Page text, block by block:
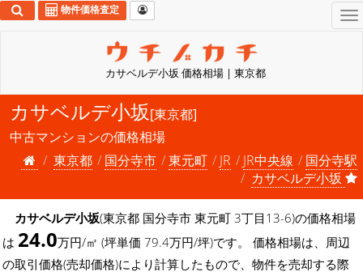
カサベルデ小坂 価格相場 | 東京都
物件価格査定
カサベルデ小坂[東京都]
中古マンションの価格相場
東京都
国分寺市 東元町 JR JR中央線
国分寺駅
カサベルデ小坂
カサベルデ小坂(東京都 国分寺市 東元町 3丁目13-6)の価格相場
は 24.0万円/㎡ (坪単価 79.4万円/坪)です。 価格相場は、周辺
の取引価格(売却価格)により計算したもので、物件を売却する際